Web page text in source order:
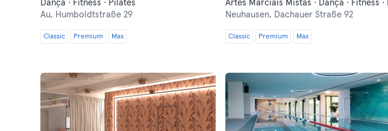
Dança · Fitness · Pilates
Au, Humboldtstraße 29
Classic Premium Max
Neuhausen, Dachauer Straße 92
Classic Premium Max